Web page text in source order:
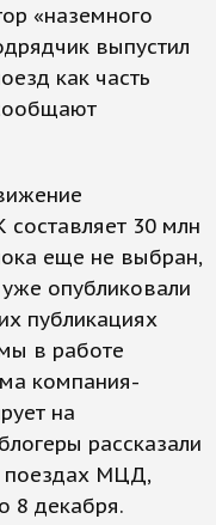
«наземного
выпустил
как часть
30 млн
еще не выбран,
опубликовали
публикациях
в работе
компания-
на
рассказали
поездах МЦД,
8 декабря.